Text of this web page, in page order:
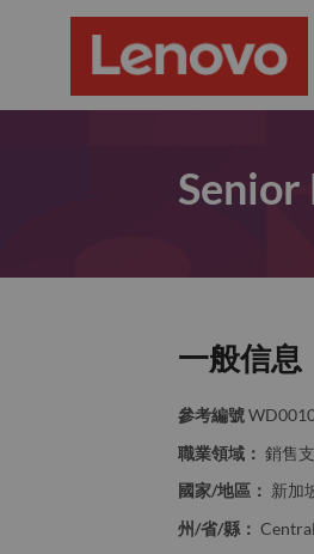
Senior
一般信息
參考編號
職業領域： 銷售
國家/地區： 新加
州/省/縣：